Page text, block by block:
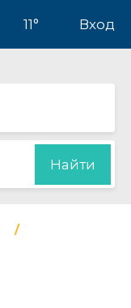
11° Вход
Найти